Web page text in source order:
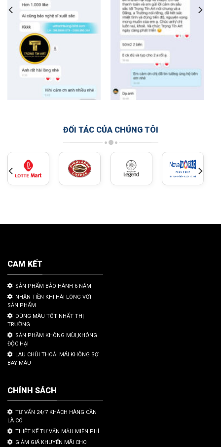
ĐỐI TÁC CỦA CHÚNG TÔI
CAM KẾT
SẢN PHẨM BẢO HÀNH 6 NĂM
NHẬN TIỀN KHI HÀI LÒNG VỚI
SẢN PHẨM
DÙNG MÀU TỐT NHẤT THỊ
TRƯỜNG
SẢN PHẦM KHÔNG MÙI,KHÔNG
ĐỘC HẠI
LAU CHÙI THOẢI MÁI KHÔNG SỢ
BAY MÀU
CHÍNH SÁCH
TƯ VẤN 24/7 KHÁCH HÀNG CẦN
LÀ CÓ
THIẾT KẾ TƯ VẤN MẪU MIỄN PHÍ
GIẢM GIÁ KHUYẾN MÃI CHO